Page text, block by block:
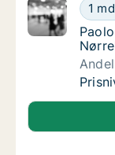
1
Paolo søger